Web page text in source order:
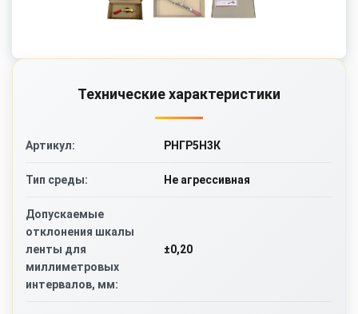
Технические характеристики
Артикул: РНГР5Н3К
Тип среды: Не агрессивная
Допускаемые
отклонения шкалы
ленты для
миллиметровых
интервалов, мм:
±0,20